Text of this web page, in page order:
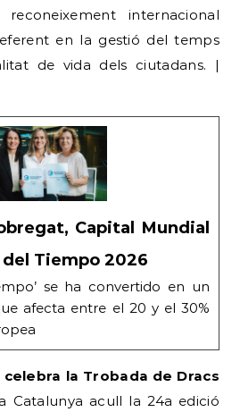
internacional
en la gestió del temps
de vida dels ciutadans. |
Capital Mundial
Tiempo 2026
se ha convertido en un
afecta entre el 20 y el 30%
la Trobada de Dracs
Catalunya acull la 24a edició